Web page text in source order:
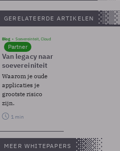
GERELATEERDE ARTIKELEN
Blog Soevereinteit, Cloud
Partner
Van legacy naar
soevereiniteit
Waarom je oude
applicaties je
grootste risico
zijn.
1 min
MEER WHITEPAPERS